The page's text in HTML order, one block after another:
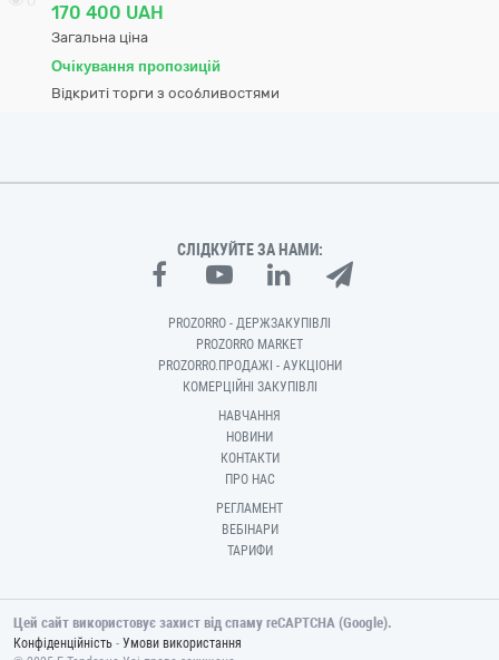
170 400 UAH
Загальна ціна
Очікування пропозицій
Відкриті торги з особливостями
СЛІДКУЙТЕ ЗА НАМИ:
PROZORRO - ДЕРЖЗАКУПІВЛІ
PROZORRO MARKET
PROZORRO.ПРОДАЖІ - АУКЦІОНИ
КОМЕРЦІЙНІ ЗАКУПІВЛІ
НАВЧАННЯ
НОВИНИ
КОНТАКТИ
ПРО НАС
РЕГЛАМЕНТ
ВЕБІНАРИ
ТАРИФИ
Цей сайт використовує захист від спаму reCAPTCHA (Google).
Конфіденційність - Умови використання